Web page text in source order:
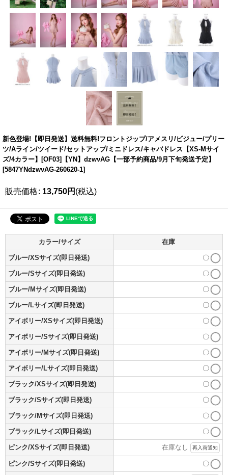
新色登場!【即日発送】送料無料!フロントジップ/アメスリ/ビジュー/プリー
ツ/Aライン/ツイード/セットアップ/ミニドレス/キャバドレス【XS-Mサイ
ズ/4カラー】[OF03]【YN】dzwvAG【一部予約商品/9月下旬発送予定】
[5847YNdzwvAG-260620-1]
販売価格: 13,750円 (税込)
カラー/サイズ 在庫
ブルー/XSサイズ(即日発送) 〇
ブルー/Sサイズ(即日発送) 〇
ブルー/Mサイズ(即日発送) 〇
ブルー/Lサイズ(即日発送) 〇
アイボリー/XSサイズ(即日発送) 〇
アイボリー/Sサイズ(即日発送) 〇
アイボリー/Mサイズ(即日発送) 〇
アイボリー/Lサイズ(即日発送) 〇
ブラック/XSサイズ(即日発送) 〇
ブラック/Sサイズ(即日発送) 〇
ブラック/Mサイズ(即日発送) 〇
ブラック/Lサイズ(即日発送) 〇
ピンク/XSサイズ(即日発送) 在庫なし 再入荷通知
ピンク/Sサイズ(即日発送) 〇